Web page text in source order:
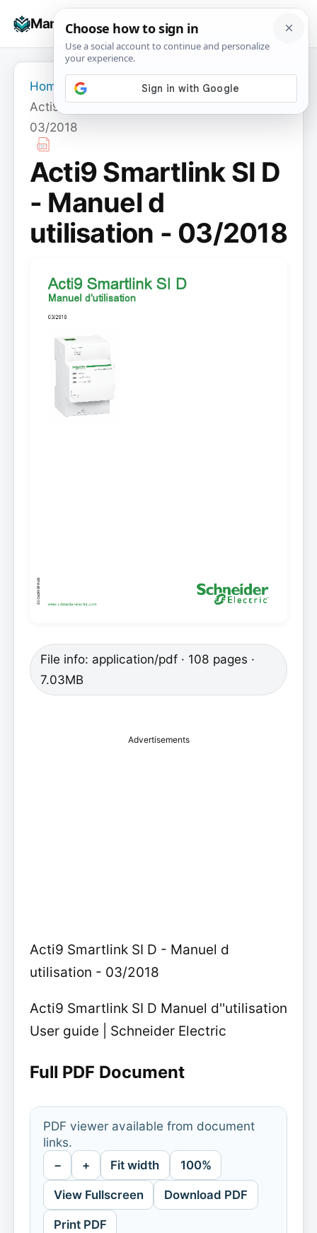
Manuals+
☰
Home
Acti9 Smartlink SI D - Manuel d utilisation -
03/2018
Acti9 Smartlink SI D
- Manuel d
utilisation - 03/2018
File info: application/pdf · 108 pages ·
7.03MB
Advertisements
Acti9 Smartlink SI D - Manuel d
utilisation - 03/2018
Acti9 Smartlink SI D Manuel d''utilisation
User guide | Schneider Electric
Full PDF Document
PDF viewer available from document
links.
− + Fit width 100%
View Fullscreen Download PDF
Print PDF